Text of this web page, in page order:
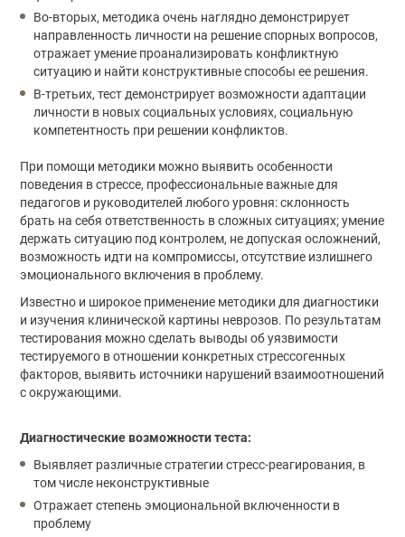
Во-вторых, методика очень наглядно демонстрирует
направленность личности на решение спорных вопросов,
отражает умение проанализировать конфликтную
ситуацию и найти конструктивные способы ее решения.
В-третьих, тест демонстрирует возможности адаптации
личности в новых социальных условиях, социальную
компетентность при решении конфликтов.
При помощи методики можно выявить особенности
поведения в стрессе, профессиональные важные для
педагогов и руководителей любого уровня: склонность
брать на себя ответственность в сложных ситуациях; умение
держать ситуацию под контролем, не допуская осложнений,
возможность идти на компромиссы, отсутствие излишнего
эмоционального включения в проблему.
Известно и широкое применение методики для диагностики
и изучения клинической картины неврозов. По результатам
тестирования можно сделать выводы об уязвимости
тестируемого в отношении конкретных стрессогенных
факторов, выявить источники нарушений взаимоотношений
с окружающими.
Диагностические возможности теста:
Выявляет различные стратегии стресс-реагирования, в
том числе неконструктивные
Отражает степень эмоциональной включенности в
проблему